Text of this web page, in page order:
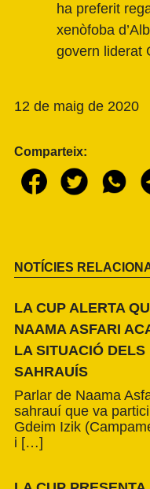
ha preferit
xenòfoba
govern liderat
12 de maig de 2020
Comparteix:
NOTÍCIES
LA CUP ALERTA
NAAMA ASFARI
LA SITUACIÓ
SAHRAUÍS
Parlar de Naama
sahrauí que va
Gdeim Izik
i […]